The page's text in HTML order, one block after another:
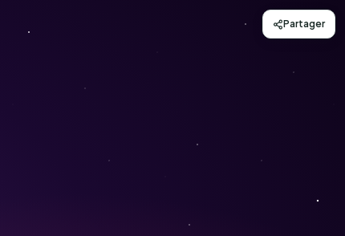
Partager